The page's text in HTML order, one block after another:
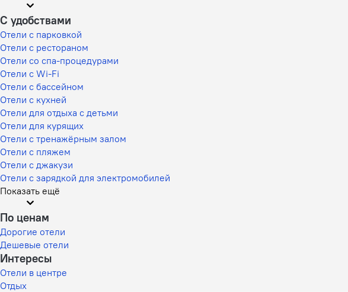
С удобствами
Отели с парковкой
Отели с рестораном
Отели со спа-процедурами
Отели с Wi-Fi
Отели с бассейном
Отели с кухней
Отели для отдыха с детьми
Отели для курящих
Отели с тренажёрным залом
Отели с пляжем
Отели с джакузи
Отели с зарядкой для электромобилей
Показать ещё
По ценам
Дорогие отели
Дешевые отели
Интересы
Отели в центре
Отдых